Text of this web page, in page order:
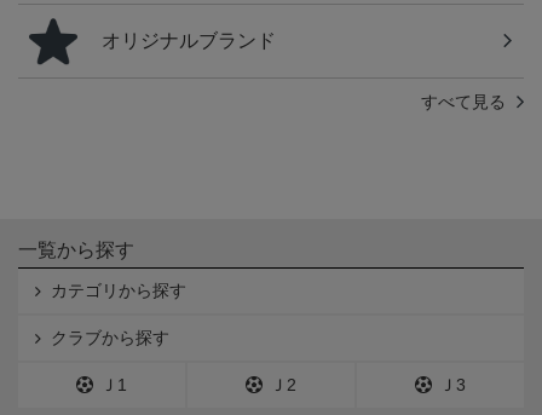
オリジナルブランド
すべて見る
一覧から探す
カテゴリから探す
クラブから探す
Ｊ1 Ｊ2 Ｊ3